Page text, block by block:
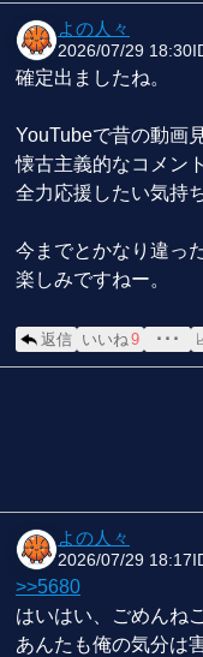
よの人々
2026/07/29 18:30
確定出ましたね。
YouTubeで昔の動画
懐古主義的なコメン
全力応援したい気持
今までとかなり違っ
楽しみですねー。
返信 いいね9 ･･･
よの人々
2026/07/29 18:17
>>5680
はいはい、ごめんね
あんたも俺の気分は